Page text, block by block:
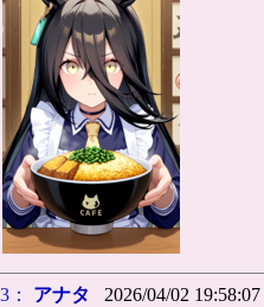
3： アナタ 2026/04/02 19:58:07